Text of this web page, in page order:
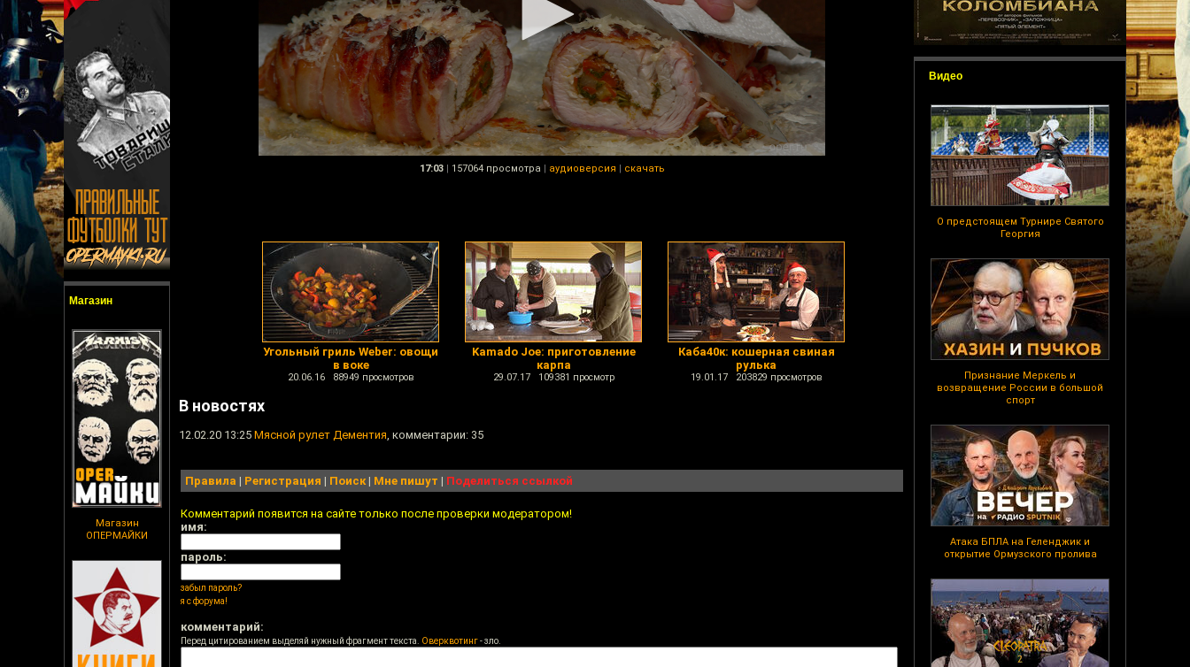
Магазин
Магазин
ОПЕРМАЙКИ
Видео
О предстоящем Турнире Святого
Георгия
Признание Меркель и
возвращение России в большой
спорт
Атака БПЛА на Геленджик и
открытие Ормузского пролива
17:03 | 157064 просмотра | аудиоверсия | скачать
Угольный гриль Weber: овощи
в воке
20.06.16 88949 просмотров
Kamado Joe: приготовление
карпа
29.07.17 109381 просмотр
Каба40к: кошерная свиная
рулька
19.01.17 203829 просмотров
В новостях
12.02.20 13:25 Мясной рулет Дементия, комментарии: 35
Правила | Регистрация | Поиск| Мне пишут | Поделиться ссылкой
Комментарий появится на сайте только после проверки модератором!
имя:
пароль:
забыл пароль?
я с форума!
комментарий:
Перед цитированием выделяй нужный фрагмент текста. Оверквотинг- зло.